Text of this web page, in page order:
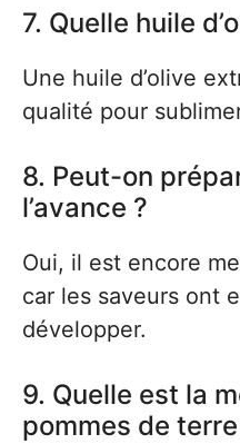
7. Quelle huile
Une huile d’olive
qualité pour
8. Peut-on
l’avance ?
Oui, il est encore
car les saveurs ont
développer.
9. Quelle est la
pommes de